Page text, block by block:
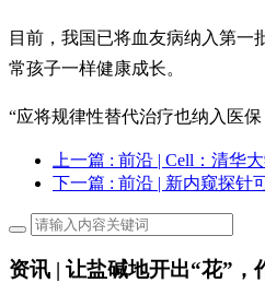
目前，我国已将血友病纳入第
常孩子一样健康成长。
“应将规律性替代治疗也纳入医
上一篇 : 前沿 | Cell：清华
下一篇 : 前沿 | 新内窥探针
资讯 | 让盐碱地开出“花”